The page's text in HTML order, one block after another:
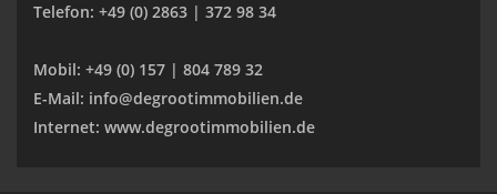
Telefon: +49 (0) 2863 | 372 98 34
Mobil: +49 (0) 157 | 804 789 32
E-Mail: info@degrootimmobilien.de
Internet: www.degrootimmobilien.de